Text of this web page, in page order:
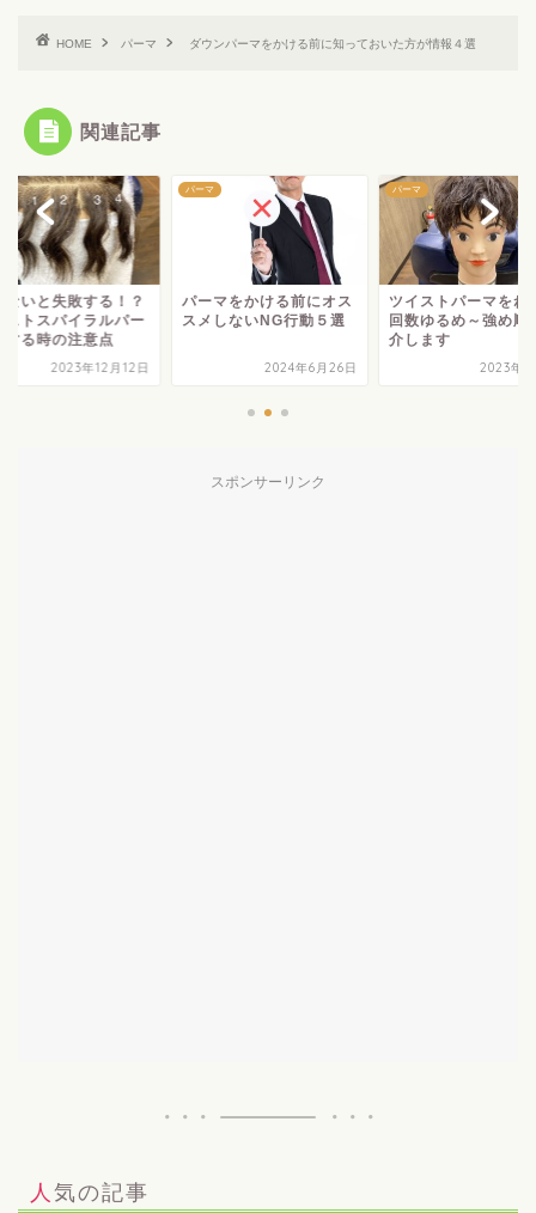
HOME パーマ ダウンパーマをかける前に知っておいた方が情報４選
関連記事
ないと失敗する！？
ストスパイラルパー
する時の注意点
2023年12月12日
パーマ
パーマをかける前にオス
スメしないNG行動５選
2024年6月26日
パーマ
ツイストパーマをね
回数ゆるめ～強め順
介します
2023年7
スポンサーリンク
人気の記事